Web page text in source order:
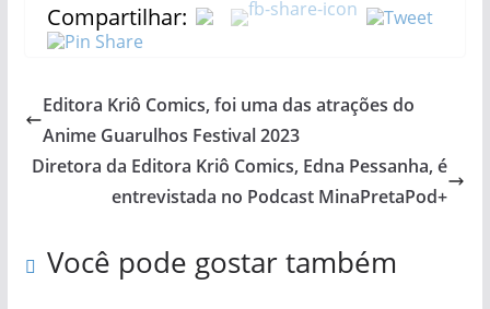
Compartilhar:
Editora Kriô Comics, foi uma das atrações do
Anime Guarulhos Festival 2023
Diretora da Editora Kriô Comics, Edna Pessanha, é
entrevistada no Podcast MinaPretaPod+
Você pode gostar também